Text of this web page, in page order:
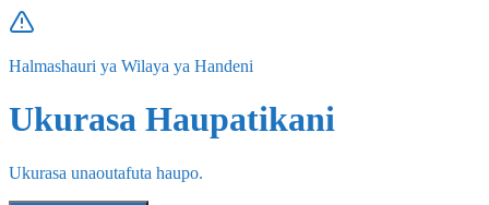
Halmashauri ya Wilaya ya Handeni
Ukurasa Haupatikani
Ukurasa unaoutafuta haupo.